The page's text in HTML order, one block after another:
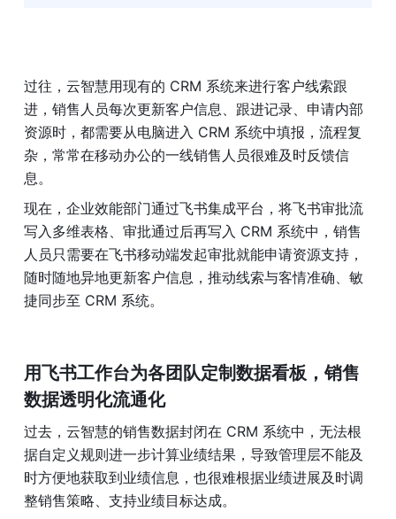
过往，云智慧用现有的 CRM 系统来进行客户线索跟
进，销售人员每次更新客户信息、跟进记录、申请内部
资源时，都需要从电脑进入 CRM 系统中填报，流程复
杂，常常在移动办公的一线销售人员很难及时反馈信
息。
现在，企业效能部门通过飞书集成平台，将飞书审批流
写入多维表格、审批通过后再写入 CRM 系统中，销售
人员只需要在飞书移动端发起审批就能申请资源支持，
随时随地异地更新客户信息，推动线索与客情准确、敏
捷同步至 CRM 系统。
用飞书工作台为各团队定制数据看板，销售
数据透明化流通化
过去，云智慧的销售数据封闭在 CRM 系统中，无法根
据自定义规则进一步计算业绩结果，导致管理层不能及
时方便地获取到业绩信息，也很难根据业绩进展及时调
整销售策略、支持业绩目标达成。